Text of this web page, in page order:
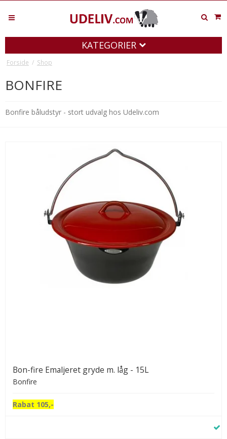
KATEGORIER
Forside / Shop
BONFIRE
Bonfire båludstyr - stort udvalg hos Udeliv.com
Bon-fire Emaljeret gryde m. låg - 15L
Bonfire
Rabat 105,-